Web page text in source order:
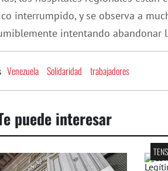
interrumpido, y se observa a
intentando abandonar
Venezuela Solidaridad trabajadores
puede interesar